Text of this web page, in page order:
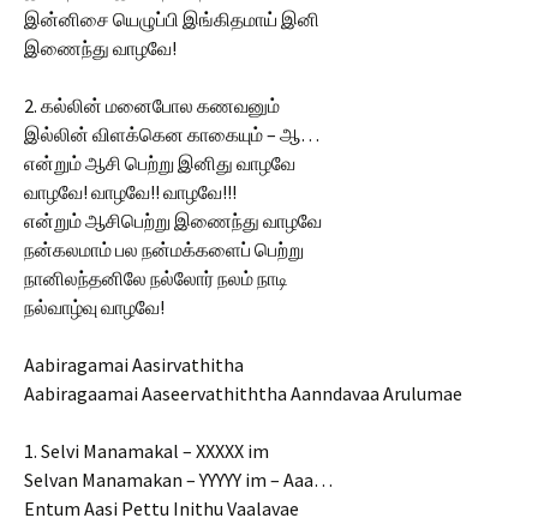
இன்னிசை யெழுப்பி இங்கிதமாய் இனி
இணைந்து வாழவே!
2. கல்லின் மனைபோல கணவனும்
இல்லின் விளக்கென காகையும் – ஆ…
என்றும் ஆசி பெற்று இனிது வாழவே
வாழவே! வாழவே!! வாழவே!!!
என்றும் ஆசிபெற்று இணைந்து வாழவே
நன்கலமாம் பல நன்மக்களைப் பெற்று
நானிலந்தனிலே நல்லோர் நலம் நாடி
நல்வாழ்வு வாழவே!
Aabiragamai Aasirvathitha
Aabiragaamai Aaseervathiththa Aanndavaa Arulumae
1. Selvi Manamakal – XXXXX im
Selvan Manamakan – YYYYY im – Aaa…
Entum Aasi Pettu Inithu Vaalavae